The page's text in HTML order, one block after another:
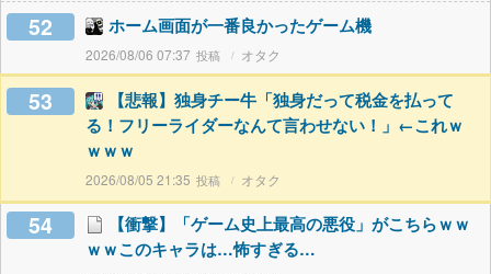
52 ホーム画面が一番良かったゲーム機
2026/08/06 07:37 オタク
53
【悲報】独身チー牛「独身だって税金を払って
る！フリーライダーなんて言わせない！」←これｗ
ｗｗｗ
2026/08/05 21:35 オタク
54
【衝撃】「ゲーム史上最高の悪役」がこちらｗｗ
ｗｗこのキャラは…怖すぎる…